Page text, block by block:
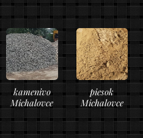
kamenivo
Michalovce
piesok
Michalovce